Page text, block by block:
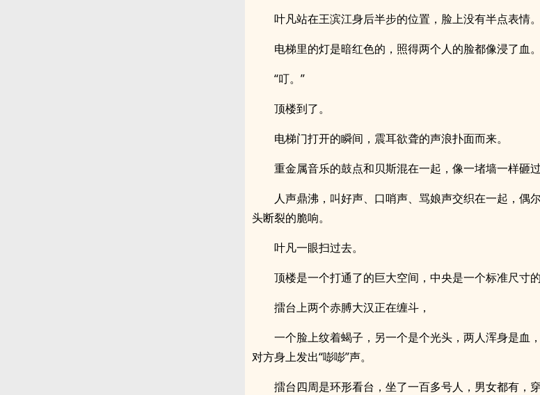
叶凡站在王滨江身后半步的位置，脸上没有半点表情。
电梯里的灯是暗红色的，照得两个人的脸都像浸了血。
“叮。”
顶楼到了。
电梯门打开的瞬间，震耳欲聋的声浪扑面而来。
重金属音乐的鼓点和贝斯混在一起，像一堵墙一样砸过
人声鼎沸，叫好声、口哨声、骂娘声交织在一起，偶
头断裂的脆响。
叶凡一眼扫过去。
顶楼是一个打通了的巨大空间，中央是一个标准尺寸
擂台上两个赤膊大汉正在缠斗，
一个脸上纹着蝎子，另一个是个光头，两人浑身是血
对方身上发出“嘭嘭”声。
擂台四周是环形看台，坐了一百多号人，男女都有，